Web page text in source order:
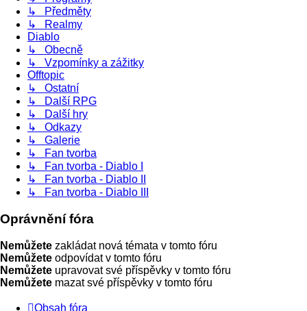
↳ Předměty
↳ Realmy
Diablo
↳ Obecně
↳ Vzpomínky a zážitky
Offtopic
↳ Ostatní
↳ Další RPG
↳ Další hry
↳ Odkazy
↳ Galerie
↳ Fan tvorba
↳ Fan tvorba - Diablo I
↳ Fan tvorba - Diablo II
↳ Fan tvorba - Diablo III
Oprávnění fóra
Nemůžete zakládat nová témata v tomto fóru
Nemůžete odpovídat v tomto fóru
Nemůžete upravovat své příspěvky v tomto fóru
Nemůžete mazat své příspěvky v tomto fóru
Obsah fóra